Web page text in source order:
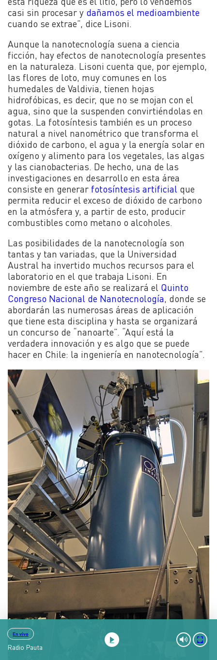
casi sin procesar y dañamos el medioambiente
cuando se extrae”, dice Lisoni.
Aunque la nanotecnología suena a ciencia
ficción, hay efectos de nanotecnología presentes
en la naturaleza. Lisoni cuenta que, por ejemplo,
las flores de loto, muy comunes en los
humedales de Valdivia, tienen hojas
hidrofóbicas, es decir, que no se mojan con el
agua, sino que la suspenden convirtiéndolas en
gotas. La fotosíntesis también es un proceso
natural a nivel nanométrico que transforma el
dióxido de carbono, el agua y la energía solar en
oxígeno y alimento para los vegetales, las algas
y las cianobacterias. De hecho, una de las
investigaciones en desarrollo en esta área
consiste en generar fotosíntesis artificial que
permita reducir el exceso de dióxido de carbono
en la atmósfera y, a partir de esto, producir
combustibles como metano o alcoholes.
Las posibilidades de la nanotecnología son
tantas y tan variadas, que la Universidad
Austral ha invertido muchos recursos para el
laboratorio en el que trabaja Lisoni. En
noviembre de este año se realizará el Quinto
Congreso Nacional de Nanotecnología, donde se
abordarán las numerosas áreas de aplicación
que tiene esta disciplina y hasta se organizará
un concurso de “nanoarte”. “Aquí está la
verdadera innovación y es algo que se puede
hacer en Chile: la ingeniería en nanotecnología”.
En vivo
Radio Pauta